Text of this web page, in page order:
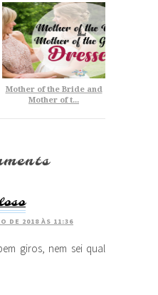
Mother of the Bride and
Mother of t...
DE 2018 ÀS 11:36
giros, nem sei qual